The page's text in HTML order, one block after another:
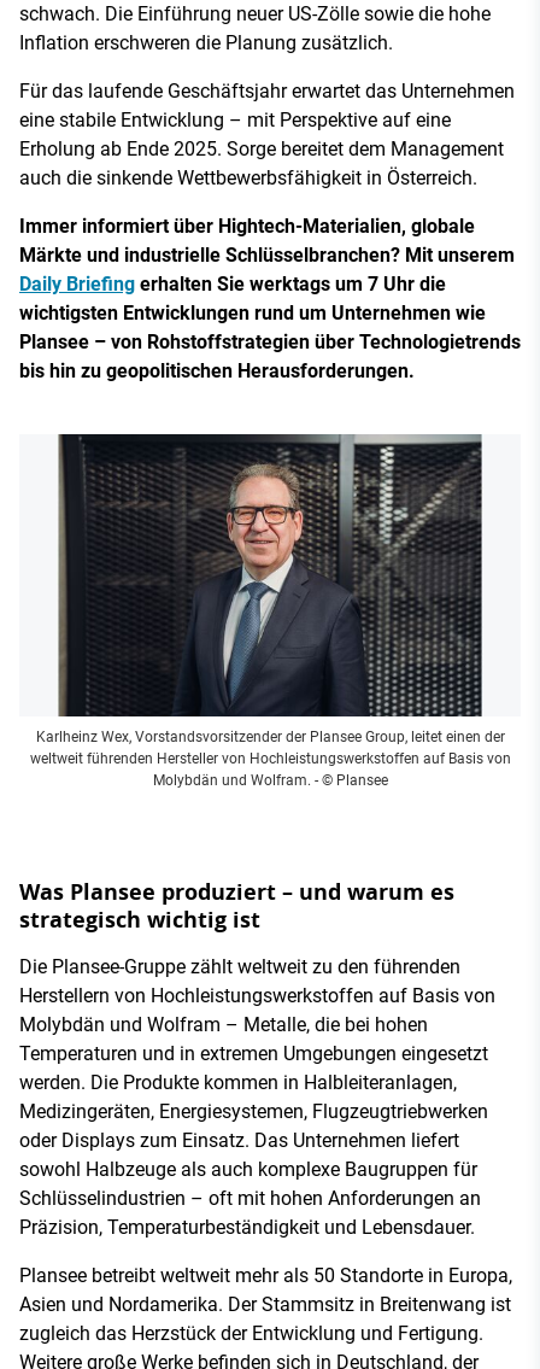
schwach. Die Einführung neuer US-Zölle sowie die hohe
Inflation erschweren die Planung zusätzlich.
Für das laufende Geschäftsjahr erwartet das Unternehmen
eine stabile Entwicklung – mit Perspektive auf eine
Erholung ab Ende 2025. Sorge bereitet dem Management
auch die sinkende Wettbewerbsfähigkeit in Österreich.
Immer informiert über Hightech-Materialien, globale
Märkte und industrielle Schlüsselbranchen? Mit unserem
Daily Briefing erhalten Sie werktags um 7 Uhr die
wichtigsten Entwicklungen rund um Unternehmen wie
Plansee – von Rohstoffstrategien über Technologietrends
bis hin zu geopolitischen Herausforderungen.
Karlheinz Wex, Vorstandsvorsitzender der Plansee Group, leitet einen der
weltweit führenden Hersteller von Hochleistungswerkstoffen auf Basis von
Molybdän und Wolfram. - © Plansee
Was Plansee produziert – und warum es
strategisch wichtig ist
Die Plansee-Gruppe zählt weltweit zu den führenden
Herstellern von Hochleistungswerkstoffen auf Basis von
Molybdän und Wolfram – Metalle, die bei hohen
Temperaturen und in extremen Umgebungen eingesetzt
werden. Die Produkte kommen in Halbleiteranlagen,
Medizingeräten, Energiesystemen, Flugzeugtriebwerken
oder Displays zum Einsatz. Das Unternehmen liefert
sowohl Halbzeuge als auch komplexe Baugruppen für
Schlüsselindustrien – oft mit hohen Anforderungen an
Präzision, Temperaturbeständigkeit und Lebensdauer.
Plansee betreibt weltweit mehr als 50 Standorte in Europa,
Asien und Nordamerika. Der Stammsitz in Breitenwang ist
zugleich das Herzstück der Entwicklung und Fertigung.
Weitere große Werke befinden sich in Deutschland, der